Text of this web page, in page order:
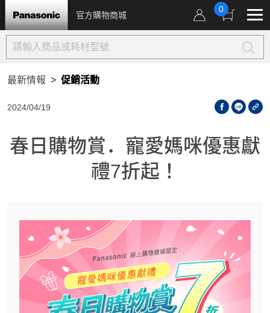
官方購物商城
0
最新情報 促銷活動
2024/04/19
春日購物賞．寵愛媽咪優惠獻
禮7折起！